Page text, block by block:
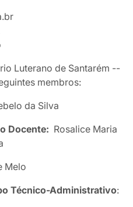
Luterano de Santarém --
membros:
da Silva
Docente: Rosalice Maria
Melo
Técnico-Administrativo: